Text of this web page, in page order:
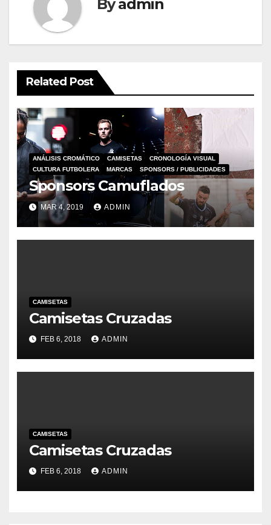
Byadmin
Related Post
ANÁLISIS CROMÁTICO CAMISETAS
CRONOLOGÍA VISUAL
CULTURA FUTBOLERA
MARCAS SPONSORS / PUBLICIDADES
Sponsors Camuflados
MAR 4, 2019 ADMIN
CAMISETAS
Camisetas Cruzadas
FEB 6, 2018 ADMIN
CAMISETAS
Camisetas Cruzadas
FEB 6, 2018 ADMIN